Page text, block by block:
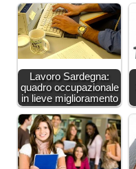
Lavoro Sardegna:
quadro occupazionale
in lieve miglioramento